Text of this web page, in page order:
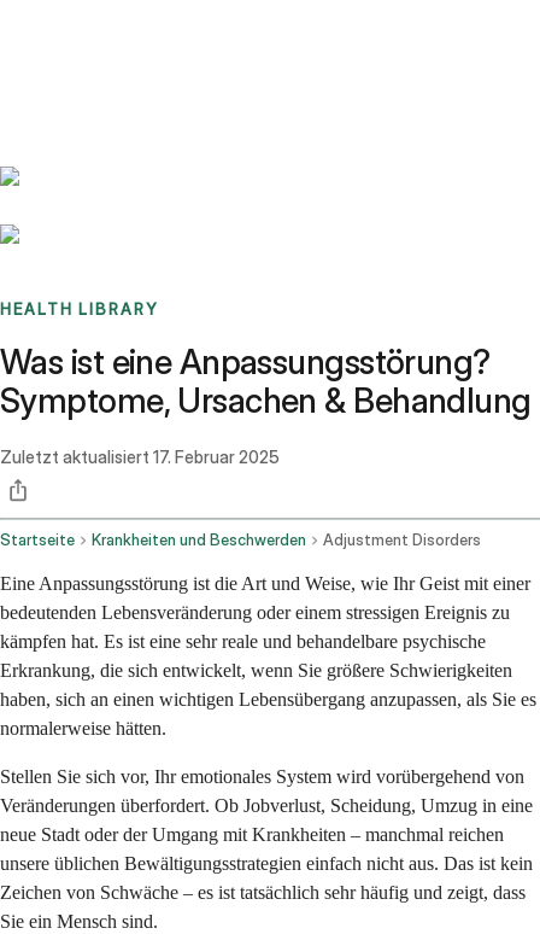
HEALTH LIBRARY
Was ist eine Anpassungsstörung?
Symptome, Ursachen & Behandlung
Zuletzt aktualisiert 17. Februar 2025
Startseite Krankheiten und Beschwerden Adjustment Disorders
Eine Anpassungsstörung ist die Art und Weise, wie Ihr Geist mit einer
bedeutenden Lebensveränderung oder einem stressigen Ereignis zu
kämpfen hat. Es ist eine sehr reale und behandelbare psychische
Erkrankung, die sich entwickelt, wenn Sie größere Schwierigkeiten
haben, sich an einen wichtigen Lebensübergang anzupassen, als Sie es
normalerweise hätten.
Stellen Sie sich vor, Ihr emotionales System wird vorübergehend von
Veränderungen überfordert. Ob Jobverlust, Scheidung, Umzug in eine
neue Stadt oder der Umgang mit Krankheiten – manchmal reichen
unsere üblichen Bewältigungsstrategien einfach nicht aus. Das ist kein
Zeichen von Schwäche – es ist tatsächlich sehr häufig und zeigt, dass
Sie ein Mensch sind.